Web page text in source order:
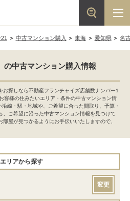
中古マンション購入 東海 愛知県 名
の中古マンション購入情報
探しなら不動産フランチャイズ店舗数ナンバー1
客様の住みたいエリア・条件の中古マンション情
線・駅・地域や、ご希望に合った間取り、予算・
、ご希望に沿った中古マンション情報を見つけて
屋が見つかるようにお手伝いいたしますので、
エリアから探す
変更